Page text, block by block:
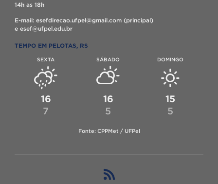
14h as 18h
E-mail: esefdirecao.ufpel@gmail.com (principal)
e esef@ufpel.edu.br
TEMPO EM PELOTAS, RS
SEXTA
16
7
SÁBADO
16
5
DOMINGO
15
5
Fonte: CPPMet / UFPel